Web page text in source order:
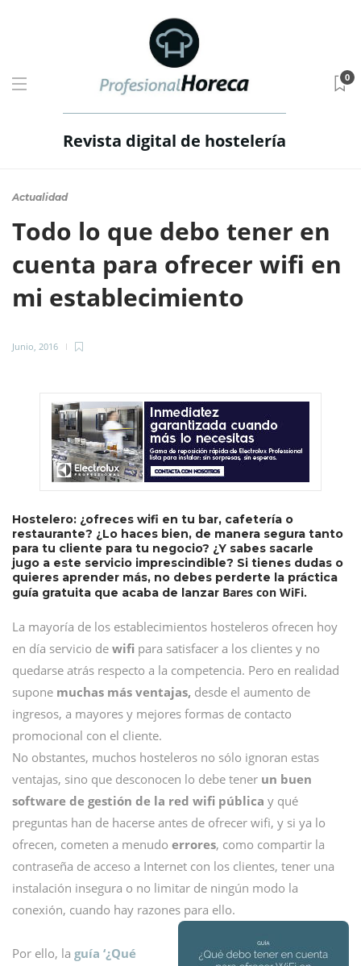
Revista digital de hostelería
0
Actualidad
Todo lo que debo tener en
cuenta para ofrecer wifi en
mi establecimiento
Junio, 2016
Hostelero: ¿ofreces wifi en tu bar, cafetería o
restaurante? ¿Lo haces bien, de manera segura tanto
para tu cliente para tu negocio? ¿Y sabes sacarle
jugo a este servicio imprescindible? Si tienes dudas o
quieres aprender más, no debes perderte la práctica
guía gratuita que acaba de lanzar Bares con WiFi.
La mayoría de los establecimientos hosteleros ofrecen hoy
en día servicio de wifi para satisfacer a los clientes y no
quedarse atrás respecto a la competencia. Pero en realidad
supone muchas más ventajas, desde el aumento de
ingresos, a mayores y mejores formas de contacto
promocional con el cliente.
No obstantes, muchos hosteleros no sólo ignoran estas
ventajas, sino que desconocen lo debe tener un buen
software de gestión de la red wifi pública y qué
preguntas han de hacerse antes de ofrecer wifi, y si ya lo
ofrecen, cometen a menudo errores, como compartir la
contraseña de acceso a Internet con los clientes, tener una
instalación insegura o no limitar de ningún modo la
conexión, cuando hay razones para ello.
Por ello, la guía ‘¿Qué